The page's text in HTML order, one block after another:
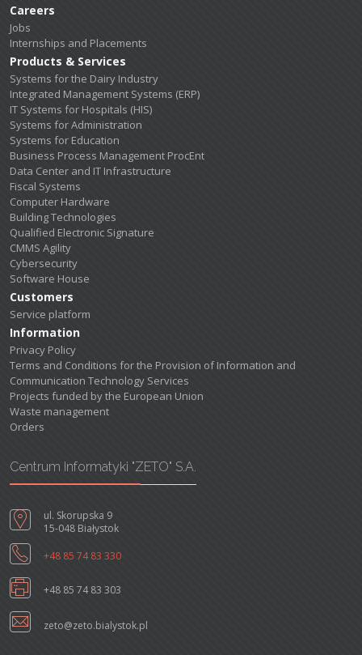
Careers
Jobs
Internships and Placements
Products & Services
Systems for the Dairy Industry
Integrated Management Systems (ERP)
IT Systems for Hospitals (HIS)
Systems for Administration
Systems for Education
Business Process Management ProcEnt
Data Center and IT Infrastructure
Fiscal Systems
Computer Hardware
Building Technologies
Qualified Electronic Signature
CMMS Agility
Cybersecurity
Software House
Customers
Service platform
Information
Privacy Policy
Terms and Conditions for the Provision of Information and
Communication Technology Services
Projects funded by the European Union
Waste management
Orders
Centrum Informatyki "ZETO" S.A.
ul. Skorupska 9
15-048 Białystok
+48 85 74 83 330
+48 85 74 83 303
zeto@zeto.bialystok.pl